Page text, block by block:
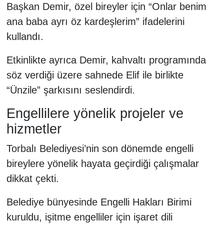
Başkan Demir, özel bireyler için “Onlar benim
ana baba ayrı öz kardeşlerim” ifadelerini
kullandı.
Etkinlikte ayrıca Demir, kahvaltı programında
söz verdiği üzere sahnede Elif ile birlikte
“Ünzile” şarkısını seslendirdi.
Engellilere yönelik projeler ve
hizmetler
Torbalı Belediyesi’nin son dönemde engelli
bireylere yönelik hayata geçirdiği çalışmalar
dikkat çekti.
Belediye bünyesinde Engelli Hakları Birimi
kuruldu, işitme engelliler için işaret dili